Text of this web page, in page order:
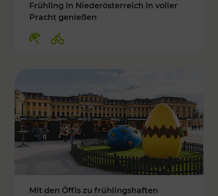
Frühling in Niederösterreich in voller
Pracht genießen
Mit den Öffis zu frühlingshaften